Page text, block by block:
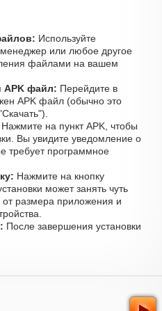
Используйте
или любое другое
файлами на вашем
APK файл: Перейдите в
APK файл (обычно это
Нажмите на пункт APK, чтобы
Вы увидите уведомление о
требует программное
Нажмите на кнопку
может занять чуть
размера приложения и
После завершения установки